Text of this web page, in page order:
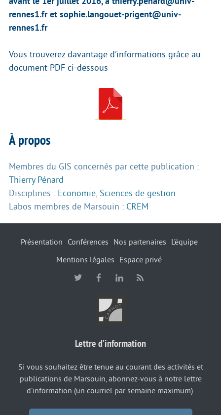
rennes1.fr et sophie.langouet-prigent@univ-
rennes1.fr
Vous trouverez davantage d’informations grâce au
document PDF ci-dessous
À propos
Membres du GIS concernés par cette publication :
Thierry Pénard
Disciplines : Economie Sciences de gestion
Labos membres de Marsouin : CREM
Présentation Conférences Nos partenaires
L’équipe
Mentions légales
Espace privé
Lettre d’information
Si vous souhaitez être tenue au courant des activités et
publications de Marsouin, abonnez-vous à notre lettre
d’information (un courriel par semaine maximum).